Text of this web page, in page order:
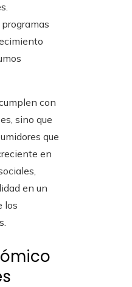
con
sino que
que
en
en un
los